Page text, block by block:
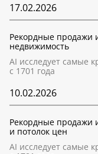
17.02.2026
Рекордные продажи
недвижимость
AI исследует самые
с 1701 года
10.02.2026
Рекордные продажи
и потолок цен
AI исследует самые